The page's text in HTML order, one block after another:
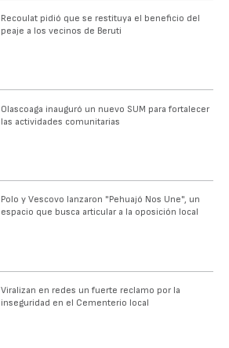
Recoulat pidió que se restituya el beneficio del
peaje a los vecinos de Beruti
Olascoaga inauguró un nuevo SUM para fortalecer
las actividades comunitarias
Polo y Vescovo lanzaron "Pehuajó Nos Une", un
espacio que busca articular a la oposición local
Viralizan en redes un fuerte reclamo por la
inseguridad en el Cementerio local